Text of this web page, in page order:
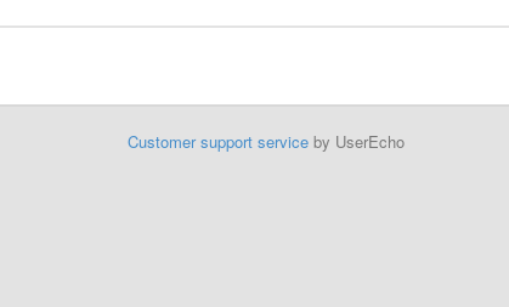
Customer support serviceby UserEcho